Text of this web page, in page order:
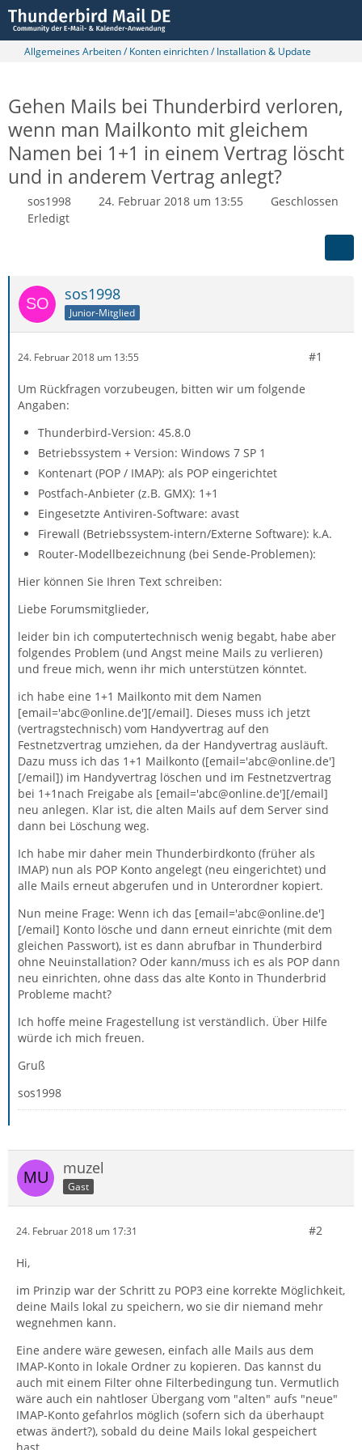
Allgemeines Arbeiten / Konten einrichten / Installation & Update
Gehen Mails bei Thunderbird verloren,
wenn man Mailkonto mit gleichem
Namen bei 1+1 in einem Vertrag löscht
und in anderem Vertrag anlegt?
sos1998 24. Februar 2018 um 13:55
Geschlossen
Erledigt
sos1998
Junior-Mitglied
24. Februar 2018 um 13:55 #1
Um Rückfragen vorzubeugen, bitten wir um folgende
Angaben:
Thunderbird-Version: 45.8.0
Betriebssystem + Version: Windows 7 SP 1
Kontenart (POP / IMAP): als POP eingerichtet
Postfach-Anbieter (z.B. GMX): 1+1
Eingesetzte Antiviren-Software: avast
Firewall (Betriebssystem-intern/Externe Software): k.A.
Router-Modellbezeichnung (bei Sende-Problemen):
Hier können Sie Ihren Text schreiben:
Liebe Forumsmitglieder,
leider bin ich computertechnisch wenig begabt, habe aber
folgendes Problem (und Angst meine Mails zu verlieren)
und freue mich, wenn ihr mich unterstützen könntet.
ich habe eine 1+1 Mailkonto mit dem Namen
[email='abc@online.de'][/email]. Dieses muss ich jetzt
(vertragstechnisch) vom Handyvertrag auf den
Festnetzvertrag umziehen, da der Handyvertrag ausläuft.
Dazu muss ich das 1+1 Mailkonto ([email='abc@online.de']
[/email]) im Handyvertrag löschen und im Festnetzvertrag
bei 1+1nach Freigabe als [email='abc@online.de'][/email]
neu anlegen. Klar ist, die alten Mails auf dem Server sind
dann bei Löschung weg.
Ich habe mir daher mein Thunderbirdkonto (früher als
IMAP) nun als POP Konto angelegt (neu eingerichtet) und
alle Mails erneut abgerufen und in Unterordner kopiert.
Nun meine Frage: Wenn ich das [email='abc@online.de']
[/email] Konto lösche und dann erneut einrichte (mit dem
gleichen Passwort), ist es dann abrufbar in Thunderbird
ohne Neuinstallation? Oder kann/muss ich es als POP dann
neu einrichten, ohne dass das alte Konto in Thunderbrid
Probleme macht?
Ich hoffe meine Fragestellung ist verständlich. Über Hilfe
würde ich mich freuen.
Gruß
sos1998
muzel
Gast
24. Februar 2018 um 17:31 #2
Hi,
im Prinzip war der Schritt zu POP3 eine korrekte Möglichkeit,
deine Mails lokal zu speichern, wo sie dir niemand mehr
wegnehmen kann.
Eine andere wäre gewesen, einfach alle Mails aus dem
IMAP-Konto in lokale Ordner zu kopieren. Das kannst du
auch mit einem Filter ohne Filterbedingung tun. Vermutlich
wäre auch ein nahtloser Übergang vom "alten" aufs "neue"
IMAP-Konto gefahrlos möglich (sofern sich da überhaupt
etwas ändert?), sobald du deine Mails lokal gespeichert